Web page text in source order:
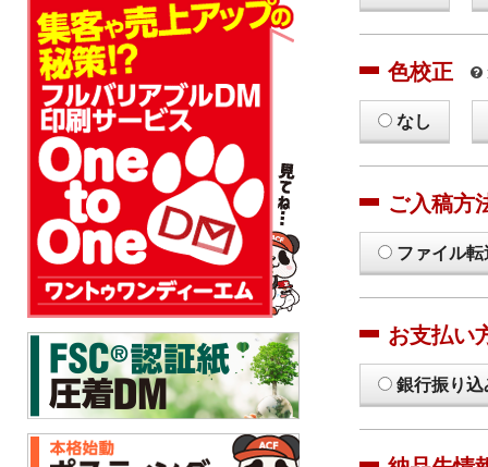
色校正
なし
ご入稿方
ファイル
お支払い
銀行振り込